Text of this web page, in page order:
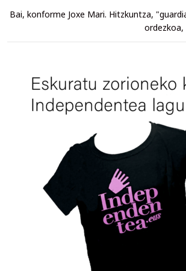
Bai, konforme Joxe Mari. Hitzkuntza,
ordezkoa,